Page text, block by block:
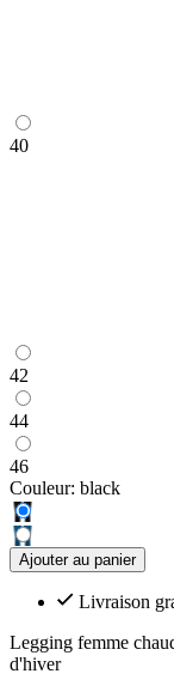
40
42
44
46
Couleur: black
Ajouter au panier
Livraison
Legging femme
d'hiver